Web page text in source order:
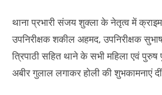
थाना प्रभारी संजय शुक्ला के नेतृत्व में
उपनिरीक्षक शकील अहमद, उपनिरीक्षक
त्रिपाठी सहित थाने के सभी महिला एवं
अबीर गुलाल लगाकर होली की शुभकामनाएं